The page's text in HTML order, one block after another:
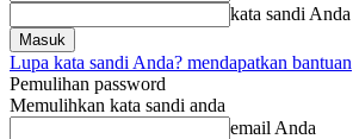
kata sandi Anda
Lupa kata sandi Anda? mendapatkan bantuan
Pemulihan password
Memulihkan kata sandi anda
email Anda